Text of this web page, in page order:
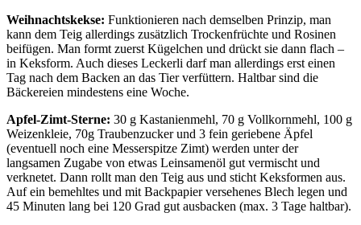
Weihnachtskekse: Funktionieren nach demselben Prinzip, man
kann dem Teig allerdings zusätzlich Trockenfrüchte und Rosinen
beifügen. Man formt zuerst Kügelchen und drückt sie dann flach –
in Keksform. Auch dieses Leckerli darf man allerdings erst einen
Tag nach dem Backen an das Tier verfüttern. Haltbar sind die
Bäckereien mindestens eine Woche.
Apfel-Zimt-Sterne: 30 g Kastanienmehl, 70 g Vollkornmehl, 100 g
Weizenkleie, 70g Traubenzucker und 3 fein geriebene Äpfel
(eventuell noch eine Messerspitze Zimt) werden unter der
langsamen Zugabe von etwas Leinsamenöl gut vermischt und
verknetet. Dann rollt man den Teig aus und sticht Keksformen aus.
Auf ein bemehltes und mit Backpapier versehenes Blech legen und
45 Minuten lang bei 120 Grad gut ausbacken (max. 3 Tage haltbar).